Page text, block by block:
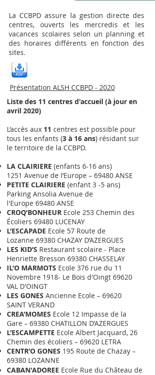
La CCBPD assure la gestion directe des
centres, ouverts les mercredis et les
vacances scolaires selon un planning et
des horaires différents en fonction des
sites.
Présentation ALSH CCBPD - 2020
Liste des 11 centres d'accueil (à jour en
avril 2020)
L’accès aux 11 centres est possible pour
tous les enfants (3 à 16 ans) résidant sur
le territoire de la CCBPD.
LA CLAIRIERE (enfants 6-16 ans)
1251 Avenue de l’Europe – 69480 ANSE
PETITE CLAIRIERE (enfant 3 -5 ans)
Parking Ansolia Avenue de
l'Europe 69480 ANSE
CROQ’BONHEUR Ecole 253 Chemin des
Écoliers 69480 LUCENAY
L’ESCAPADE Ecole 57 Route de
Lozanne 69380 CHAZAY D’AZERGUES
LES KID’S Restaurant scolaire - Place
Henriette Bresson 69380 CHASSELAY
IL’O MARMOTS Ecole 376 rue du 11
Novembre 1918- Le Bois d'Oingt 69620
VAL D'OINGT
LES GONES Ancienne Ecole – 69620
SAINT VERAND
CREA’MOMES Ecole 12 Impasse de la
Gare – 69380 CHATILLON D’AZERGUES
L’ESCAMPETTE Ecole Albert Jacquard, 26
Chemin des écoliers – 69620 LETRA
CENTR’O GONES 195 Route de Chazay –
69380 LOZANNE
CABAN'ADOREE Ecole Rue du Château de